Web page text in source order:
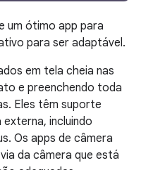
um ótimo app para
para ser adaptável.
em tela cheia nas
e preenchendo toda
Eles têm suporte
incluindo
Os apps de câmera
da câmera que está